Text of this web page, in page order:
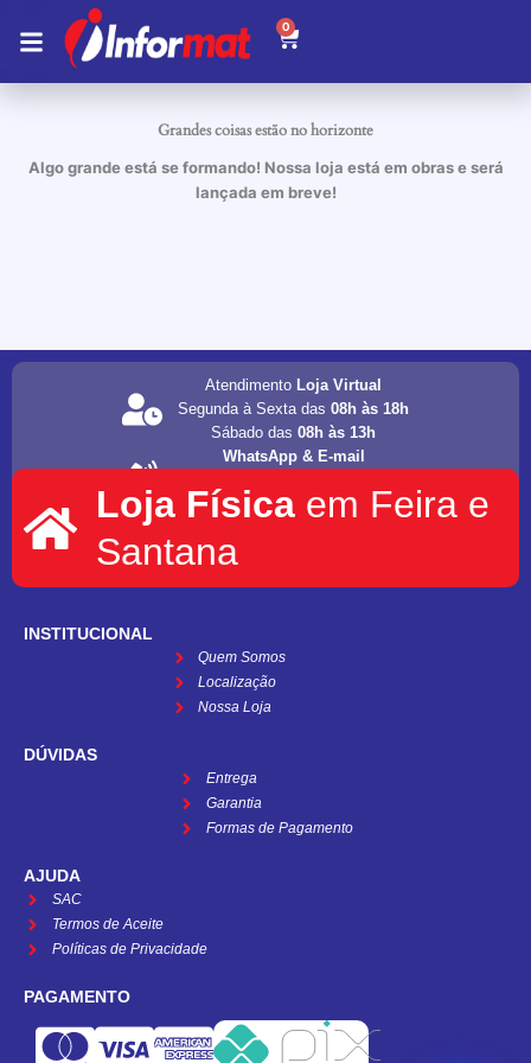
para
conteúdo
Grandes coisas estão no horizonte
Algo grande está se formando! Nossa loja está em obras e será
lançada em breve!
Atendimento Loja Virtual
Segunda à Sexta das08h às 18h
Sábado das08h às 13h
WhatsApp & E-mail
informat.servicos1@gmail.com
Loja Física em Feira e
Santana
INSTITUCIONAL
Quem Somos
Localização
Nossa Loja
DÚVIDAS
Entrega
Garantia
Formas de Pagamento
AJUDA
SAC
Termos de Aceite
Políticas de Privacidade
PAGAMENTO
0
Carrinho